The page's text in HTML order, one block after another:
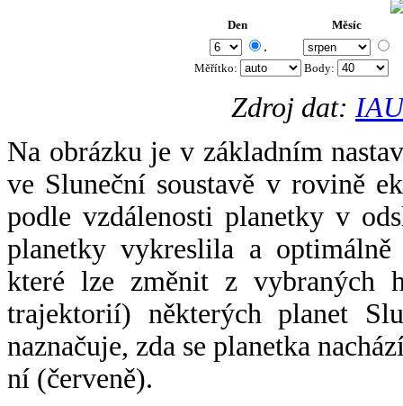
Den Měsíc
.
Měřítko: Body:
Zdroj dat:
Na obrázku je v základním
ve Sluneční soustavě v rovině
podle vzdálenosti planetky v
planetky vykreslila a
které lze změnit z vybraných
trajektorií) některých planet
naznačuje, zda se planetka
ní (červeně).